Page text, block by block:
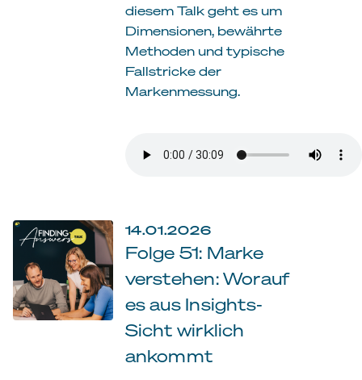
diesem Talk geht es um
Dimensionen, bewährte
Methoden und typische
Fallstricke der
Markenmessung.
14.01.2026
Folge 51: Marke
verstehen: Worauf
es aus Insights-
Sicht wirklich
ankommt